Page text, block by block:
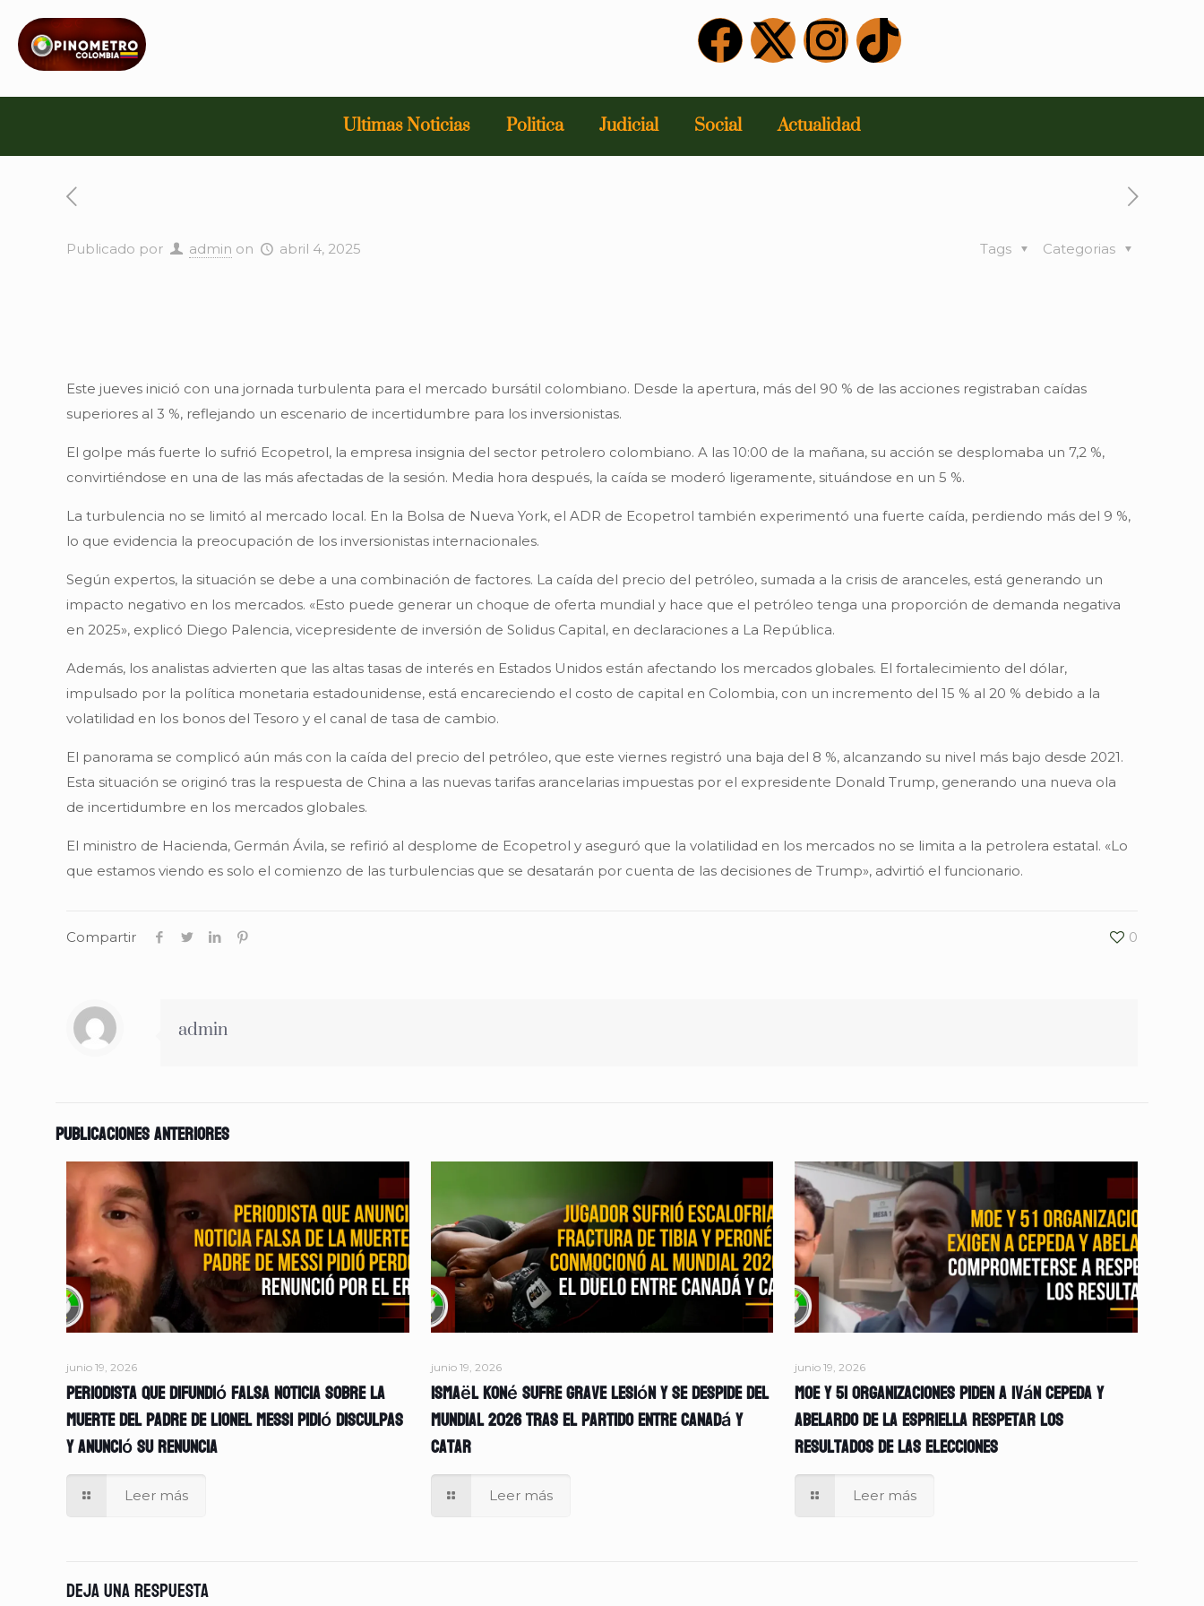
Ultimas Noticias Politica Judicial Social Actualidad
Publicado por admin on abril 4, 2025 Categorias
Tags
Este jueves inició con una jornada turbulenta para el mercado bursátil colombiano. Desde la apertura, más del 90 % de las acciones registraban caídas
superiores al 3 %, reflejando un escenario de incertidumbre para los inversionistas.
El golpe más fuerte lo sufrió Ecopetrol, la empresa insignia del sector petrolero colombiano. A las 10:00 de la mañana, su acción se desplomaba un 7,2 %,
convirtiéndose en una de las más afectadas de la sesión. Media hora después, la caída se moderó ligeramente, situándose en un 5 %.
La turbulencia no se limitó al mercado local. En la Bolsa de Nueva York, el ADR de Ecopetrol también experimentó una fuerte caída, perdiendo más del 9 %,
lo que evidencia la preocupación de los inversionistas internacionales.
Según expertos, la situación se debe a una combinación de factores. La caída del precio del petróleo, sumada a la crisis de aranceles, está generando un
impacto negativo en los mercados. «Esto puede generar un choque de oferta mundial y hace que el petróleo tenga una proporción de demanda negativa
en 2025», explicó Diego Palencia, vicepresidente de inversión de Solidus Capital, en declaraciones a La República.
Además, los analistas advierten que las altas tasas de interés en Estados Unidos están afectando los mercados globales. El fortalecimiento del dólar,
impulsado por la política monetaria estadounidense, está encareciendo el costo de capital en Colombia, con un incremento del 15 % al 20 % debido a la
volatilidad en los bonos del Tesoro y el canal de tasa de cambio.
El panorama se complicó aún más con la caída del precio del petróleo, que este viernes registró una baja del 8 %, alcanzando su nivel más bajo desde 2021.
Esta situación se originó tras la respuesta de China a las nuevas tarifas arancelarias impuestas por el expresidente Donald Trump, generando una nueva ola
de incertidumbre en los mercados globales.
El ministro de Hacienda, Germán Ávila, se refirió al desplome de Ecopetrol y aseguró que la volatilidad en los mercados no se limita a la petrolera estatal. «Lo
que estamos viendo es solo el comienzo de las turbulencias que se desatarán por cuenta de las decisiones de Trump», advirtió el funcionario.
Compartir 0
admin
Publicaciones anteriores
junio 19, 2026
Periodista que difundió falsa noticia sobre la
muerte del padre de Lionel Messi pidió disculpas
y anunció su renuncia
Leer más
junio 19, 2026
Ismaël Koné sufre grave lesión y se despide del
Mundial 2026 tras el partido entre Canadá y
Catar
Leer más
junio 19, 2026
MOE y 51 organizaciones piden a Iván Cepeda y
Abelardo de la Espriella respetar los
resultados de las elecciones
Leer más
Deja una respuesta